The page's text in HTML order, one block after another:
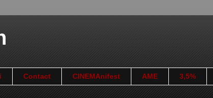
Contact CINEMAnifest AME 3,5%